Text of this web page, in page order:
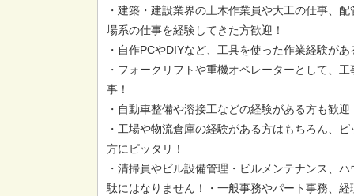
・建築・建設業界の土木作業員や大工の仕事、
場系の仕事を経験してきた方歓迎！
・自作PCやDIYなど、工具を使った作業経験が
・フォークリフトや重機オペレーターとして、
事！
・自動車整備や溶接工などの経験がある方も歓迎
・工場や物流倉庫の経験がある方はもちろん、
方にピッタリ！
・清掃員やビル設備管理・ビルメンテナンス、
駄にはなりません！・一般事務やパート事務、